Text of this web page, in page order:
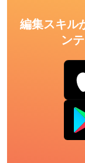
編集スキル
ン